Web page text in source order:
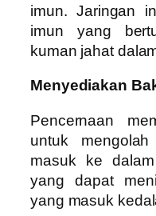
imun. Jaringan
imun yang
kuman jahat
Menyediakan
Pencernaan
untuk
masuk ke
yang dapat
yang masuk